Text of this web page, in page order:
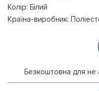
Колір: Білий
Країна-виробник:
Безкоштовна для не